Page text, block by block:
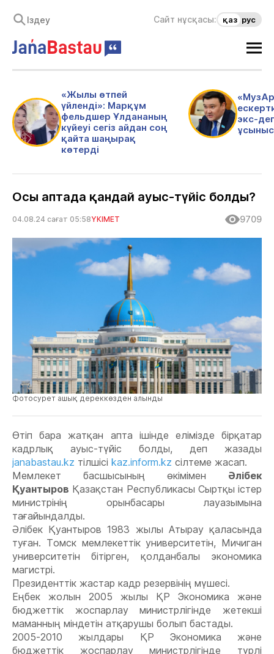
Сайт нұсқасы: қаз рус
«Жылы өтпей
үйленді»: Марқұм
фельдшер Ұлдананың
күйеуі сегіз айдан соң
қайта шаңырақ
көтерді
экс-
Осы аптада қандай ауыс-түйіс болды?
04.08.24 сағат 05:58ҮКІМЕТ 9709
Фотосурет ашық дереккөзден алынды
Өтіп бара жатқан апта ішінде елімізде бірқатар
кадрлық ауыс-түйіс болды, деп жазады
janabastau.kz тілшісі kaz.inform.kz сілтеме жасап.
Мемлекет басшысының өкімімен Әлібек
Қуантыров Қазақстан Республикасы Сыртқы істер
министрінің орынбасары лауазымына
тағайындалды.
Әлібек Қуантыров 1983 жылы Атырау қаласында
туған. Томск мемлекеттік университетін, Мичиган
университетін бітірген, қолданбалы экономика
магистрі.
Президенттік жастар кадр резервінің мүшесі.
Еңбек жолын 2005 жылы ҚР Экономика және
бюджеттік жоспарлау министрлігінде жетекші
маманның міндетін атқарушы болып бастады.
2005-2010 жылдары ҚР Экономика және
бюджеттік жоспарлау министрлігінде түрлі